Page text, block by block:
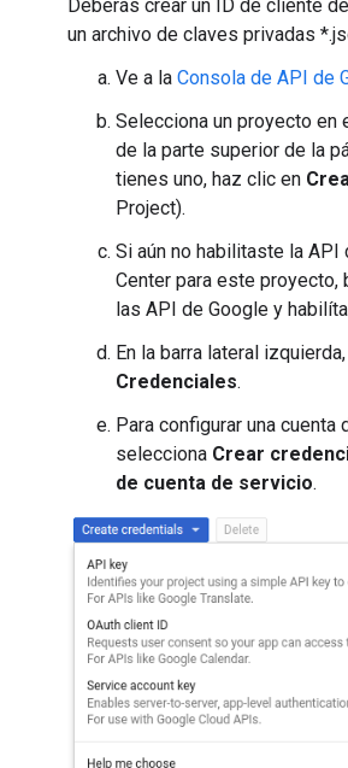
Deberás crear un ID de cliente
un archivo de claves privadas
Ve a la Consola de API de
Selecciona un proyecto en
de la parte superior de la
tienes uno, haz clic en
Project).
Si aún no habilitaste la API
Center para este proyecto,
las API de Google y
En la barra lateral
Credenciales.
Para configurar una cuenta
selecciona Crear
de cuenta de servicio.